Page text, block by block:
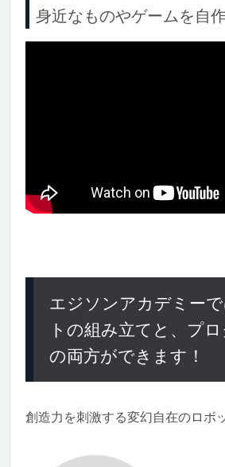
身近なものやゲームを自
エジソンアカデミー
トの組み立てと、プ
の両方ができます！
創造力を刺激する変幻自在のロボ